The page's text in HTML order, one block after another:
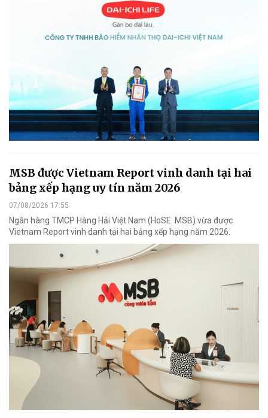
MSB được Vietnam Report vinh danh tại hai
bảng xếp hạng uy tín năm 2026
07/08/2026 17:55
Ngân hàng TMCP Hàng Hải Việt Nam (HoSE: MSB) vừa được
Vietnam Report vinh danh tại hai bảng xếp hạng năm 2026.